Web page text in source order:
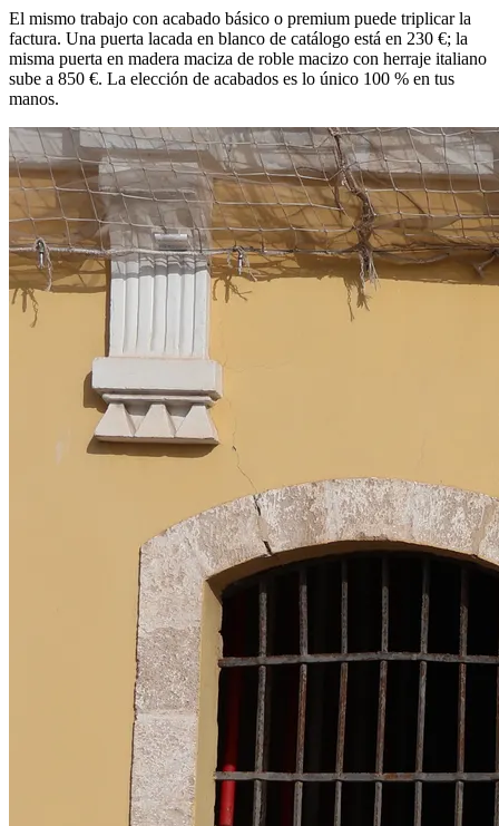
El mismo trabajo con acabado básico o premium puede triplicar la
factura. Una puerta lacada en blanco de catálogo está en 230 €; la
misma puerta en madera maciza de roble macizo con herraje italiano
sube a 850 €. La elección de acabados es lo único 100 % en tus
manos.